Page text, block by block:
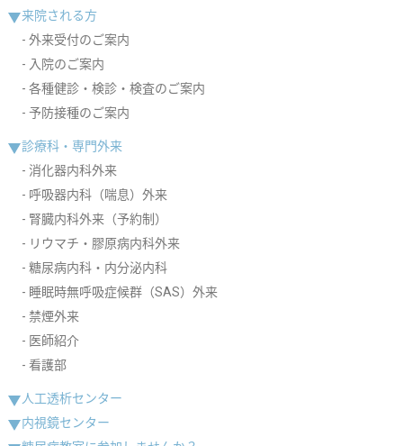
来院される方
外来受付のご案内
入院のご案内
各種健診・検診・検査のご案内
予防接種のご案内
診療科・専門外来
消化器内科外来
呼吸器内科（喘息）外来
腎臓内科外来（予約制）
リウマチ・膠原病内科外来
糖尿病内科・内分泌内科
睡眠時無呼吸症候群（SAS）外来
禁煙外来
医師紹介
看護部
人工透析センター
内視鏡センター